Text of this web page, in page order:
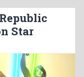
Star